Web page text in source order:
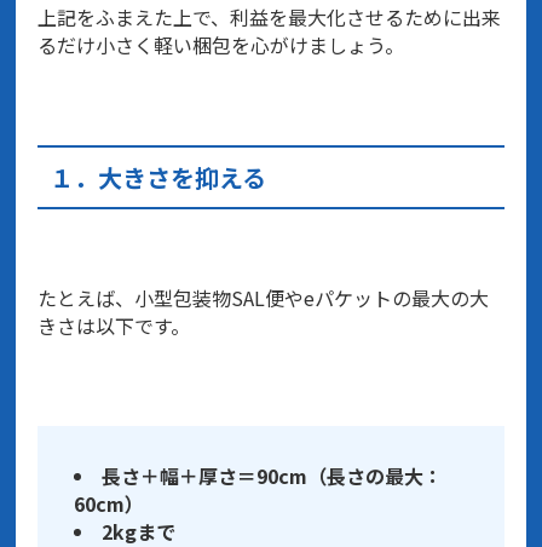
上記をふまえた上で、利益を最大化させるために出来
るだけ小さく軽い梱包を心がけましょう。
１．大きさを抑える
たとえば、小型包装物SAL便やeパケットの最大の大
きさは以下です。
長さ＋幅＋厚さ＝90cm（長さの最大：
60cm）
2kgまで